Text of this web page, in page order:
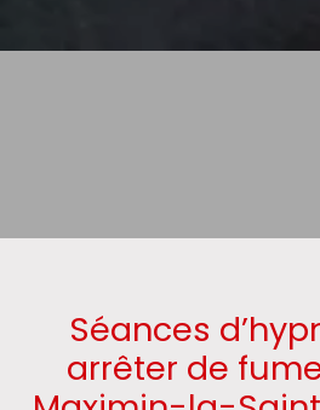
Séances
arrêter de